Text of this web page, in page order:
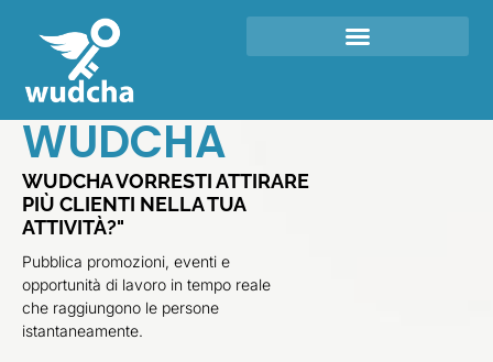
WUDCHA
WUDCHA VORRESTI ATTIRARE
PIÙ CLIENTI NELLA TUA
ATTIVITÀ?"
Pubblica promozioni, eventi e
opportunità di lavoro in tempo reale
che raggiungono le persone
istantaneamente.